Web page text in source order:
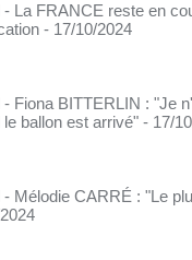
- La FRANCE reste en
- 17/10/2024
- Fiona BITTERLIN : "Je
le ballon est arrivé" - 17/
- Mélodie CARRÉ : "Le